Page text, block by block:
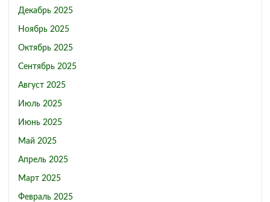
Декабрь 2025
Ноябрь 2025
Октябрь 2025
Сентябрь 2025
Август 2025
Июль 2025
Июнь 2025
Май 2025
Апрель 2025
Март 2025
Февраль 2025